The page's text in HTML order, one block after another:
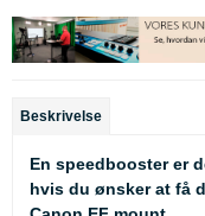
Beskrivelse
En speedbooster er
hvis du ønsker at få